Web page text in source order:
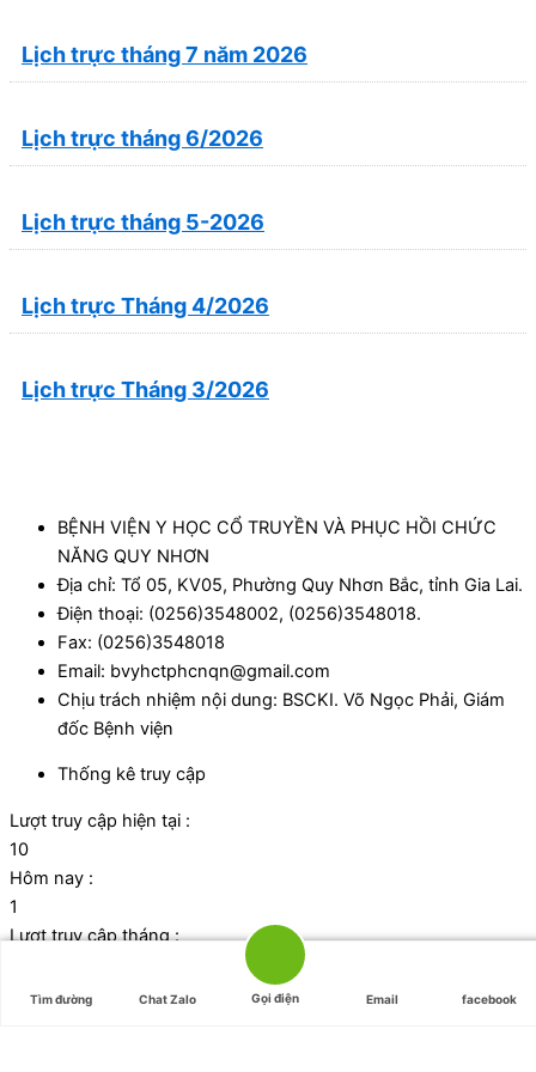
Lịch trực tháng 7 năm 2026
Lịch trực tháng 6/2026
Lịch trực tháng 5-2026
Lịch trực Tháng 4/2026
Lịch trực Tháng 3/2026
BỆNH VIỆN Y HỌC CỔ TRUYỀN VÀ PHỤC HỒI CHỨC
NĂNG QUY NHƠN
Địa chỉ: Tổ 05, KV05, Phường Quy Nhơn Bắc, tỉnh Gia Lai.
Điện thoại: (0256)3548002, (0256)3548018.
Fax: (0256)3548018
Email: bvyhctphcnqn@gmail.com
Chịu trách nhiệm nội dung: BSCKI. Võ Ngọc Phải, Giám
đốc Bệnh viện
Tìm đường Chat Zalo Gọi điện Email facebook
Thống kê truy cập
Lượt truy cập hiện tại :
10
Hôm nay :
1
Lượt truy cập tháng :
Tổng lượt truy cập: